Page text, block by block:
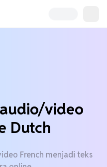
video
Dutch
French menjadi teks